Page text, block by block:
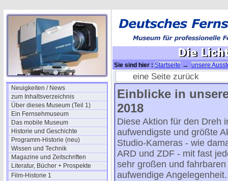
Neuigkeiten / News
zum Inhaltsverzeichnis
Über dieses Museum (Teil 1)
Ein Fernsehmuseum
Das mobile Museum
Historie und Geschichte
Programm-Historie (neu)
Wissen und Technik
Magazine und Zeitschriften
Literatur, Bücher + Prospekte
Film-Historie 1
Sie sind hier : Startseite → unsere
eine Seite zurück
Einblicke in
2018
Diese Aktion für den Dreh
aufwendigste und größte
Studio-Kameras - wie
ARD und ZDF - mit fast
sehr großen und
aufwendige Angelegenheit.